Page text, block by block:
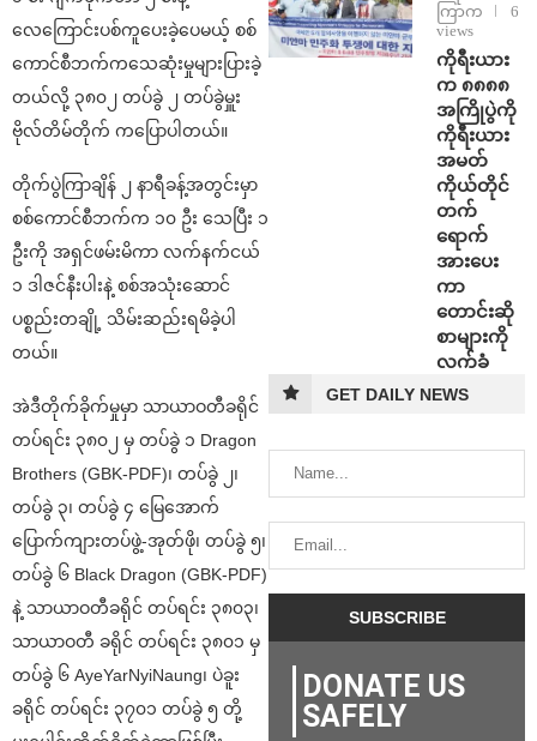
လေကြောင်းပစ်ကူပေးခဲ့ပေမယ့် စစ်
ကောင်စီဘက်ကသေဆုံးမှုများပြားခဲ့
တယ်လို့ ၃၈၀၂ တပ်ခွဲ ၂ တပ်ခွဲမှူး
ဗိုလ်တိမ်တိုက် ကပြောပါတယ်။
တိုက်ပွဲကြာချိန် ၂ နာရီခန့်အတွင်းမှာ
စစ်ကောင်စီဘက်က ၁၀ ဦး သေပြီး ၁
ဦးကို အရှင်ဖမ်းမိကာ လက်နက်ငယ်
၁ ဒါဇင်နီးပါးနဲ့ စစ်အသုံးဆောင်
ပစ္စည်းတချို့ သိမ်းဆည်းရမိခဲ့ပါ
တယ်။
အဲဒီတိုက်ခိုက်မှုမှာ သာယာဝတီခရိုင်
တပ်ရင်း ၃၈၀၂ မှ တပ်ခွဲ ၁ Dragon
Brothers (GBK-PDF)၊ တပ်ခွဲ ၂၊
တပ်ခွဲ ၃၊ တပ်ခွဲ ၄ မြေအောက်
ပြောက်ကျားတပ်ဖွဲ့-အုတ်ဖို၊ တပ်ခွဲ ၅၊
တပ်ခွဲ ၆ Black Dragon (GBK-PDF)
နဲ့ သာယာဝတီခရိုင် တပ်ရင်း ၃၈၀၃၊
သာယာဝတီ ခရိုင် တပ်ရင်း ၃၈၀၁ မှ
တပ်ခွဲ ၆ AyeYarNyiNaung၊ ပဲခူး
ခရိုင် တပ်ရင်း ၃၇၀၁ တပ်ခွဲ ၅ တို့
ကြာက
6
views
ကိုရီးယား
က ၈၈၈၈
အကြိုပွဲကို
ကိုရီးယား
အမတ်
ကိုယ်တိုင်
တက်
ရောက်
အားပေး
ကာ
တောင်းဆို
စာများကို
လက်ခံ
GET DAILY NEWS
DONATE US
SAFELY